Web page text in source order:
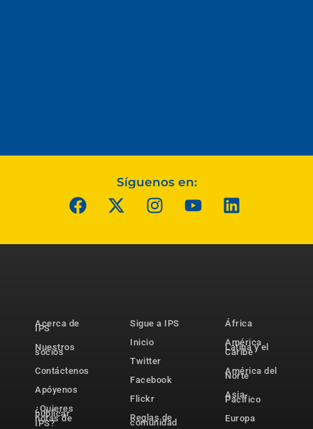
Síguenos en:
Acerca de
IPS
Nuestros
socios
Contáctenos
Apóyenos
¿Quieres
publicar
notas de
IPS?
Sigue a IPS
Inicio
Twitter
Facebook
Flickr
Reglas de
comunidad
África
América
Latina y el
Caribe
América del
Norte
Asia-
Pacífico
Europa